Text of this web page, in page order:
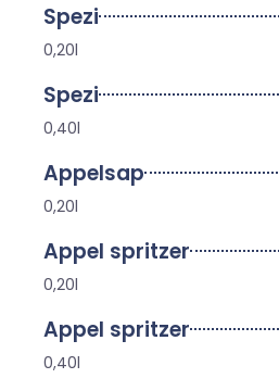
Spezi
0,20l
Spezi
0,40l
Appelsap
0,20l
Appel spritzer
0,20l
Appel spritzer
0,40l